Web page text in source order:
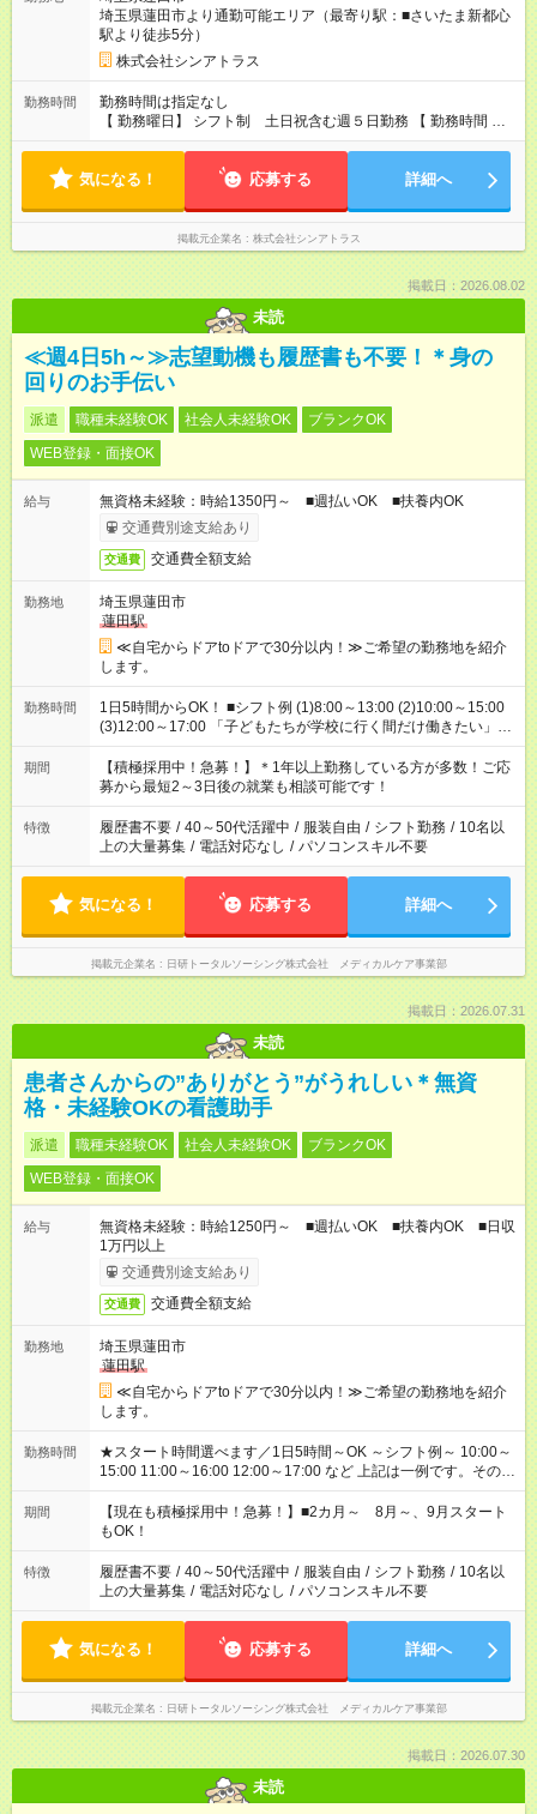
埼玉県蓮田市より通勤可能エリア（最寄り駅：■さいたま新都心
駅より徒歩5分）
株式会社シンアトラス
勤務時間
勤務時間は指定なし
【 勤務曜日】 シフト制 土日祝含む週５日勤務 【 勤務時間 】
・ 9：00～20：00（実働8h／休憩１h） ※残業ほとんどありま
気になる！ 応募する 詳細へ
掲載元企業名 株式会社シンアトラス
掲載日：2026.08.02
未読
≪週4日5h～≫志望動機も履歴書も不要！＊身の
回りのお手伝い
派遣 職種未経験OK 社会人未経験OK
ブランクOK
WEB登録・面接OK
給与
無資格未経験：時給1350円～ ■週払いOK ■扶養内OK
交通費別途支給あり
交通費 交通費全額支給
勤務地
埼玉県蓮田市
蓮田駅
≪自宅からドアtoドアで30分以内！≫ご希望の勤務地を紹介
します。
勤務時間
1日5時間からOK！ ■シフト例 (1)8:00～13:00 (2)10:00～15:00
(3)12:00～17:00 「子どもたちが学校に行く間だけ働きたい」
「余裕を持って夕飯の準備がしたい」 「午前中は働いて、午後
はプライベートの時間にしたい」 など、ご希望を教えてくださ
いね。 ※Wワーク希望の方へ 今ご覧のお仕事で希望する勤務時
間と、もう1つのお仕事の勤務時間。 合計で週40時間を超える
場合は応募できません。
期間
【積極採用中！急募！】＊1年以上勤務している方が多数！ご応
募から最短2～3日後の就業も相談可能です！
特徴 履歴書不要 / 40～50代活躍中 / 服装自由 / シフト勤務 / 10名以
上の大量募集 / 電話対応なし / パソコンスキル不要
気になる！ 応募する 詳細へ
掲載元企業名 日研トータルソーシング株式会社 メディカルケア事業部
掲載日：2026.07.31
未読
患者さんからの”ありがとう”がうれしい＊無資
格・未経験OKの看護助手
派遣 職種未経験OK 社会人未経験OK
ブランクOK
WEB登録・面接OK
給与
無資格未経験：時給1250円～ ■週払いOK ■扶養内OK ■日収
1万円以上
交通費別途支給あり
交通費 交通費全額支給
勤務地
埼玉県蓮田市
蓮田駅
≪自宅からドアtoドアで30分以内！≫ご希望の勤務地を紹介
します。
勤務時間
★スタート時間選べます／1日5時間～OK ～シフト例～ 10:00～
15:00 11:00～16:00 12:00～17:00 など 上記は一例です。その他
シフトもご相談ください。 ※Wワークの場合当社と合わせて法
定労働時間が週40時間を超えなければOKです。
期間
【現在も積極採用中！急募！】■2カ月～ 8月～、9月スタート
もOK！
特徴 履歴書不要 / 40～50代活躍中 / 服装自由 / シフト勤務 / 10名以
上の大量募集 / 電話対応なし / パソコンスキル不要
気になる！ 応募する 詳細へ
掲載元企業名 日研トータルソーシング株式会社 メディカルケア事業部
掲載日：2026.07.30
未読